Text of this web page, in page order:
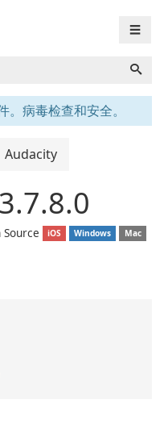
☰
病毒检查和安全。
Audacity
Source iOS Windows
Mac